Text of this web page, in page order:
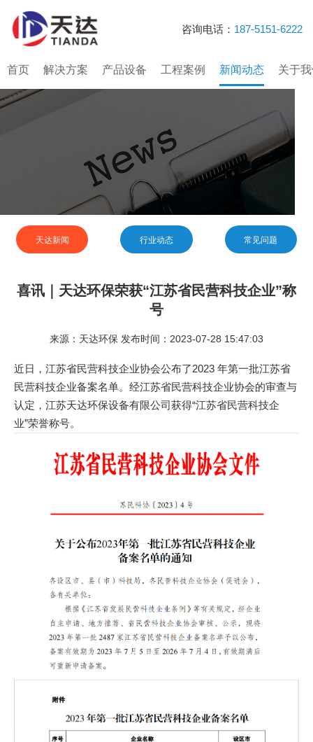
咨询电话： 187-5151-6222
首页 解决方案 产品设备 工程案例 新闻动态 关于
天达新闻 行业动态 常见问题
喜讯｜天达环保荣获“江苏省民营科技企业”称
号
来源：天达环保 发布时间：2023-07-28 15:47:03
近日，江苏省民营科技企业协会公布了2023 年第一批江苏省
民营科技企业备案名单。经江苏省民营科技企业协会的审查与
认定，江苏天达环保设备有限公司获得“江苏省民营科技企
业”荣誉称号。